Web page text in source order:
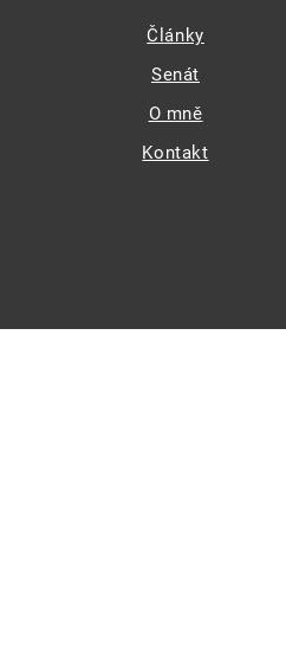
Články
Senát
O mně
Kontakt